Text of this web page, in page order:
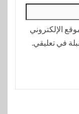
الإلكتروني
في تعليقي.